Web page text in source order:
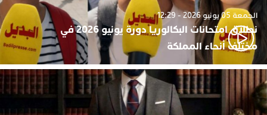
الجمعة 05 يونيو 2026 - 12:29
نطلاق امتحانات البكالوريا دورة يونيو 2026 في
مختلف أنحاء المملكة